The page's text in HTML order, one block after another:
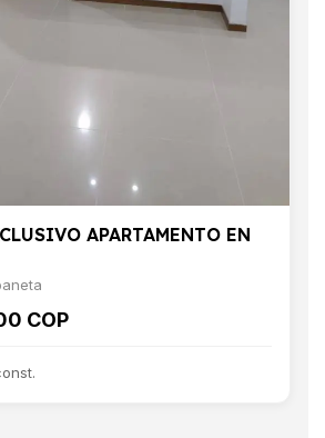
APARTAMENTO EN
COP